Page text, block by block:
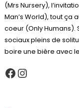
(Mrs Nursery),
Man’s World), tout ça
coeur (Only
sociaux pleins de
boire une bière avec
Facebook
Instagram